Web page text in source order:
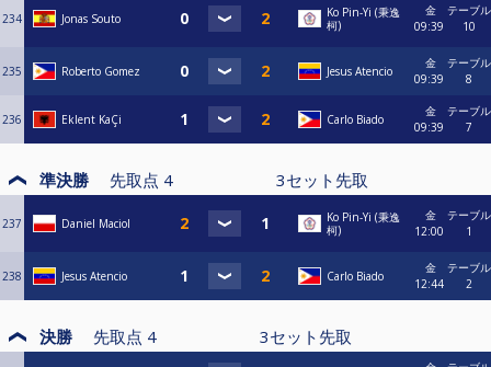
234 Jonas Souto
Ko Pin-Yi (秉逸
柯)
金
09:39
テーブル
10
235 Roberto Gomez Jesus Atencio
金
09:39
テーブル
8
236 Eklent KaÇi Carlo Biado
金
09:39
テーブル
7
準決勝 先取点 4 3セット先取
237 Daniel Maciol
Ko Pin-Yi (秉逸
柯)
金
12:00
テーブル
1
238 Jesus Atencio Carlo Biado
金
12:44
テーブル
2
決勝 先取点 4 3セット先取